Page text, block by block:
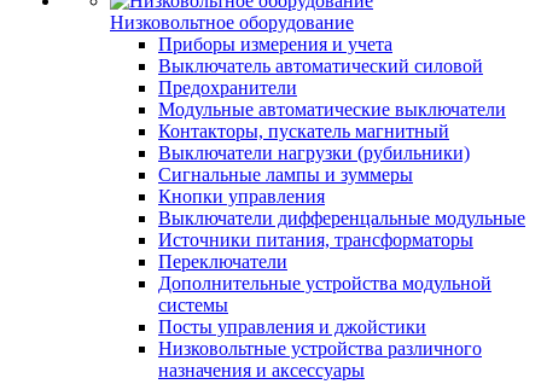
Низковольтное оборудование
Приборы измерения и учета
Выключатель автоматический силовой
Предохранители
Модульные автоматические выключатели
Контакторы, пускатель магнитный
Выключатели нагрузки (рубильники)
Сигнальные лампы и зуммеры
Кнопки управления
Выключатели дифференцальные модульные
Источники питания, трансформаторы
Переключатели
Дополнительные устройства модульной
системы
Посты управления и джойстики
Низковольтные устройства различного
назначения и аксессуары